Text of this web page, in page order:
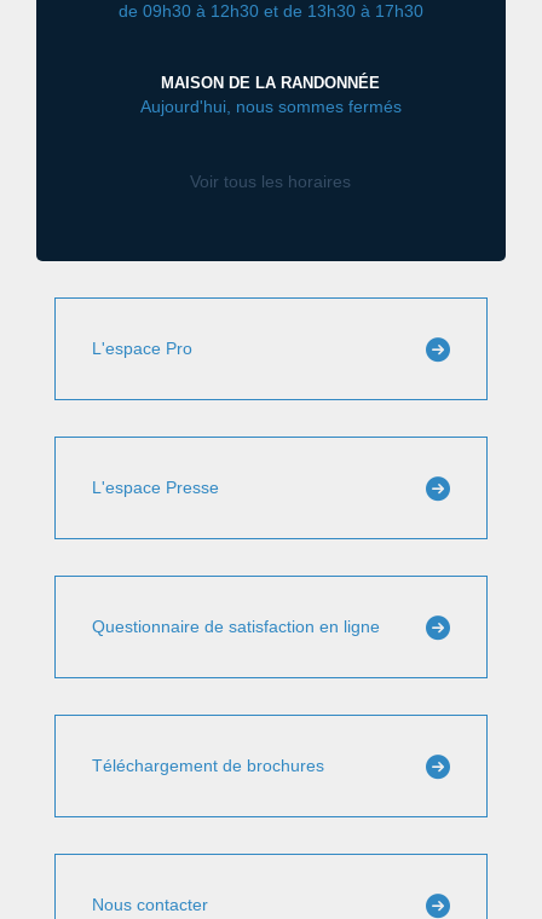
de 09h30 à 12h30 et de 13h30 à 17h30
MAISON DE LA RANDONNÉE
Aujourd'hui, nous sommes fermés
Voir tous les horaires
L'espace Pro
L'espace Presse
Questionnaire de satisfaction en ligne
Téléchargement de brochures
Nous contacter